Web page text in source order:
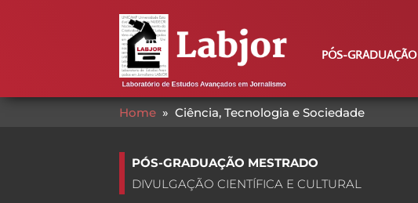
PÓS-GRADUAÇÃO
Home » Ciência, Tecnologia e Sociedade
PÓS-GRADUAÇÃO MESTRADO
DIVULGAÇÃO CIENTÍFICA E CULTURAL